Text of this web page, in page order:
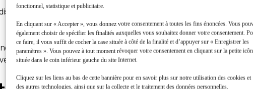
fonctionnel, statistique et publicitaire.
En cliquant sur « Accepter », vous donnez votre consentement à toutes les fins énoncées. Vous
également choisir de spécifier les finalités auxquelles vous souhaitez donner votre consentement.
ce faire, il vous suffit de cocher la case située à côté de la finalité et d’appuyer sur « Enregistrer les
paramètres ». Vous pouvez à tout moment révoquer votre consentement en cliquant sur la petite
située dans le coin inférieur gauche du site Internet.
Cliquez sur les liens au bas de cette bannière pour en savoir plus sur notre utilisation des cookies et
des autres technologies, ainsi que sur la collecte et le traitement des données personnelles.
ont vocation à être précisées dans le cadre de l’examen par
foire aux questionspour aller plus loin sur les actions mises en
également poser vos questions sur l’